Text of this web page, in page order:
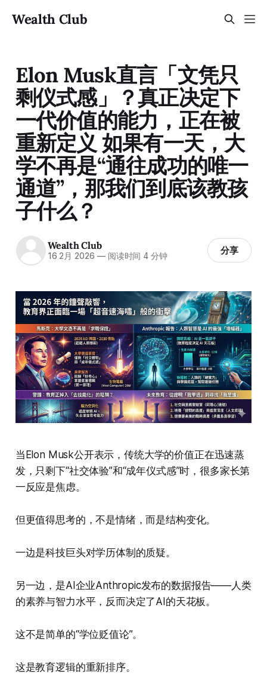
Wealth Club
Elon Musk直言「文凭只
剩仪式感」？真正决定下
一代价值的能力，正在被
重新定义 如果有一天，大
学不再是“通往成功的唯一
通道”，那我们到底该教孩
子什么？
Wealth Club
16 2月 2026 —阅读时间 4 分钟 分享
当Elon Musk公开表示，传统大学的价值正在迅速蒸
发，只剩下“社交体验”和“成年仪式感”时，很多家长第
一反应是焦虑。
但更值得思考的，不是情绪，而是结构变化。
一边是科技巨头对学历体制的质疑。
另一边，是AI企业Anthropic发布的数据报告——人类
的素养与智力水平，反而决定了AI的天花板。
这不是简单的“学位贬值论”。
这是教育逻辑的重新排序。